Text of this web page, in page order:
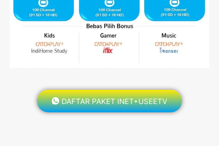
DAFTAR PAKET INET+USEETV